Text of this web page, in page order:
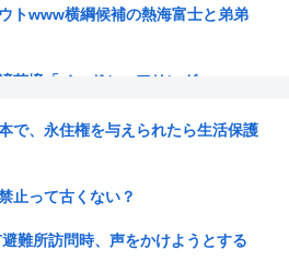
トwww横綱候補の熱海富士と弟弟
苦境「ベッドシェアリング」
両論(53%)www
重品の常時携行を義務付け 熊本地
で、永住権を与えられたら生活保護
止って古くない？
避難所訪問時、声をかけようとする